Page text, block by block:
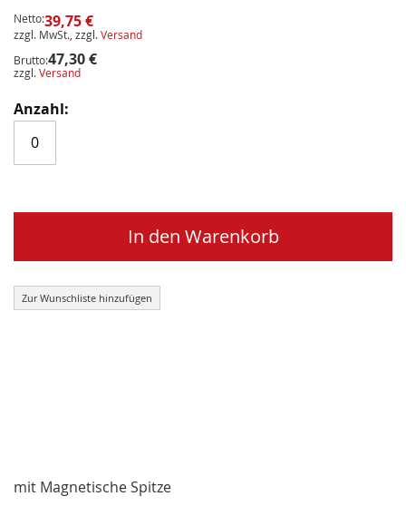
Netto:39,75 €
zzgl. MwSt., zzgl.Versand
Brutto:47,30 €
zzgl.Versand
In den Warenkorb
Zur Wunschliste hinzufügen
mit Magnetische Spitze